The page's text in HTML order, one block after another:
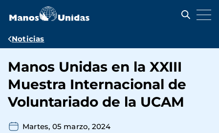
contenido
Ruta
navegación
Noticias
Manos Unidas en la XXIII
Muestra Internacional de
Voluntariado de la UCAM
Martes, 05 marzo, 2024